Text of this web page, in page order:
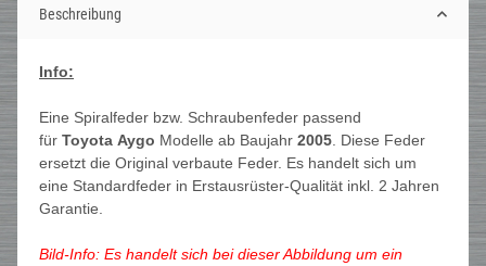
Beschreibung
Info:
Eine Spiralfeder bzw. Schraubenfeder passend
für Toyota Aygo Modelle ab Baujahr 2005 . Diese Feder
ersetzt die Original verbaute Feder. Es handelt sich um
eine Standardfeder in Erstausrüster-Qualität inkl. 2 Jahren
Garantie.
Bild-Info: Es handelt sich bei dieser Abbildung um ein